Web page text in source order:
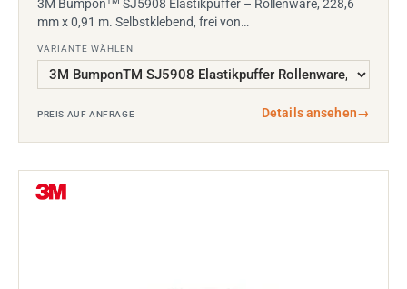
3M Bumpon
SJ5908 Elastikpuffer – Rollenware, 228,6
mm x 0,91 m. Selbstklebend, frei von…
VARIANTE WÄHLEN
PREIS AUF ANFRAGE Details ansehen→